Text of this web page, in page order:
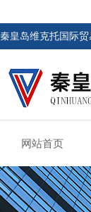
秦皇岛维克托国际贸
网站首页